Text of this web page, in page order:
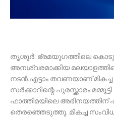
തൃശൂർ‌: ഭ്രമയുഗത്തിലെ
അനശ്വരമാക്കിയ
നടൻ.എട്ടാം തവണയാണ്
സർക്കാറിന്റെ പുരസ്ക്കാരം
ഫാത്തിമയിലെ അഭിനയത്തിന്
തെരഞ്ഞെടുത്തു. മികച്ച